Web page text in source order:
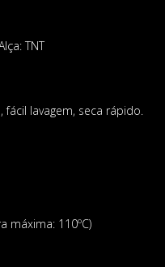
TNT
lavagem, seca rápido.
máxima: 110ºC)